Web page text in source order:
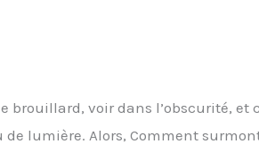
brouillard, voir dans l’obscurité, et
lumière. Alors, Comment